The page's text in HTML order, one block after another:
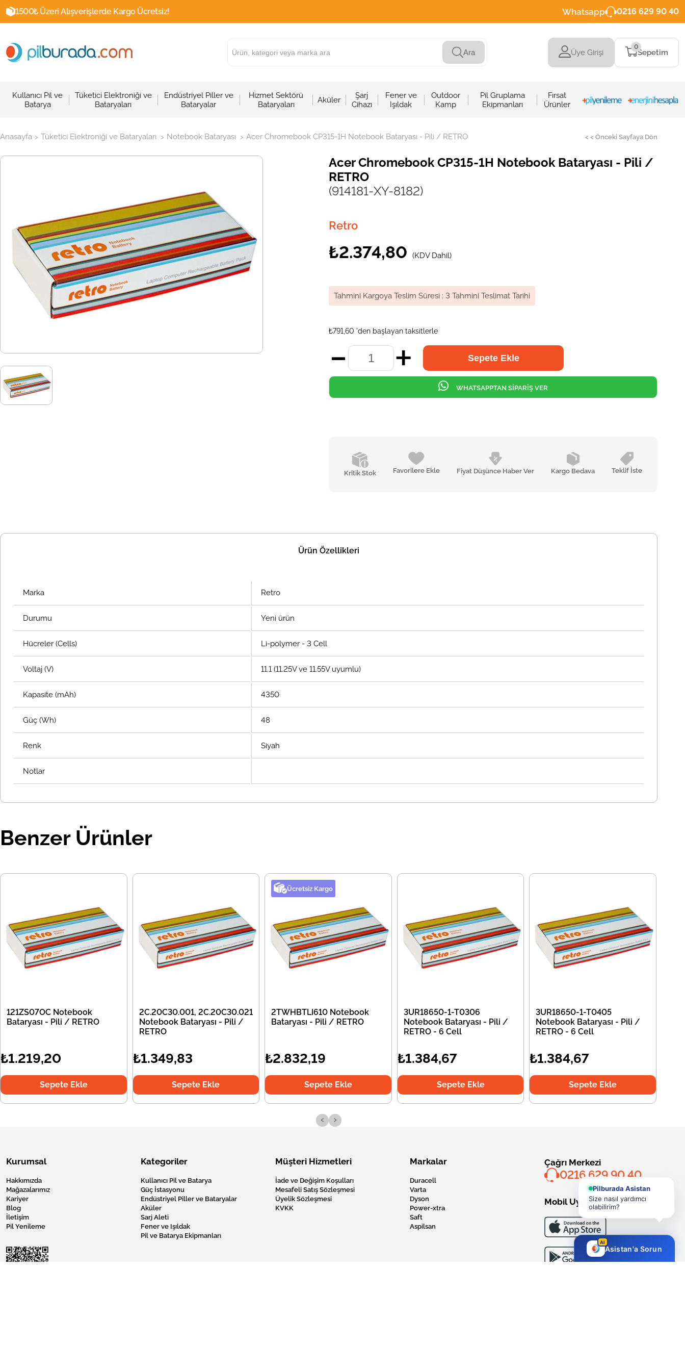
1500₺ Üzeri Alışverişlerde Kargo Ücretsiz! Whatsapp 0216 629 90 40
Ara Üye Girişi Sepetim
0
Kullanıcı Pil ve
Batarya
Tüketici Elektroniği ve
Bataryaları
Endüstriyel Piller ve
Bataryalar
Hizmet Sektörü
Bataryaları
Aküler
Şarj
Cihazı
Fener ve
Işıldak
Outdoor
Kamp
Pil Gruplama
Ekipmanları
Fırsat
Ürünler
Anasayfa > Tüketici Elektroniği ve Bataryaları > Notebook Bataryası > Acer Chromebook CP315-1H Notebook Bataryası - Pili / RETRO < < Önceki Sayfaya Dön
Acer Chromebook CP315-1H Notebook Bataryası - Pili /
RETRO
(914181-XY-8182)
Retro
₺2.374,80 (KDV Dahil)
Tahmini Kargoya Teslim Süresi : 3 Tahmini Teslimat Tarihi
₺791,60 'den başlayan taksitlerle
Kritik Stok Favorilere Ekle Fiyat Düşünce Haber Ver Kargo Bedava Teklif İste
WHATSAPPTAN SİPARİŞ VER
Ürün Özellikleri
Marka Retro
Durumu Yeni ürün
Hücreler (Cells) Li-polymer - 3 Cell
Voltaj (V) 11.1 (11.25V ve 11.55V uyumlu)
Kapasite (mAh) 4350
Güç (Wh) 48
Renk Siyah
Notlar
Benzer Ürünler
121ZS07OC Notebook
Bataryası - Pili / RETRO
₺1.219,20
Sepete Ekle
2C.20C30.001, 2C.20C30.021
Notebook Bataryası - Pili /
RETRO
₺1.349,83
Sepete Ekle
Ücretsiz Kargo
2TWHBTLI610 Notebook
Bataryası - Pili / RETRO
₺2.832,19
Sepete Ekle
3UR18650-1-T0306
Notebook Bataryası - Pili /
RETRO - 6 Cell
₺1.384,67
Sepete Ekle
3UR18650-1-T0405
Notebook Bataryası - Pili /
RETRO - 6 Cell
₺1.384,67
Sepete Ekle
‹ ›
Kurumsal
Hakkımızda
Mağazalarımız
Kariyer
Blog
İletişim
Pil Yenileme
Kategoriler
Kullanıcı Pil ve Batarya
Güç İstasyonu
Endüstriyel Piller ve Bataryalar
Aküler
Sarj Aleti
Fener ve Işıldak
Pil ve Batarya Ekipmanları
Müşteri Hizmetleri
İade ve Değişim Koşulları
Mesafeli Satış Sözleşmesi
Üyelik Sözleşmesi
KVKK
Markalar
Duracell
Varta
Dyson
Power-xtra
Saft
Aspilsan
Çağrı Merkezi
0216 629 90 40
Mobil Uygulama
Pilburada Asistan
Size nasıl yardımcı
olabilirim?
AI
Asistan'a Sorun